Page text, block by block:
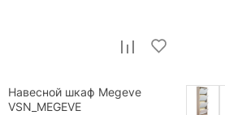
Навесной шкаф Megeve
VSN_MEGEVE